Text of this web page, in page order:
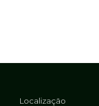
Localização